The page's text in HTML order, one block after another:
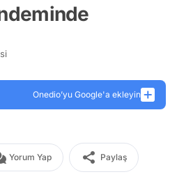
Onedio’yu Google'a ekleyin
Yorum Yap Paylaş